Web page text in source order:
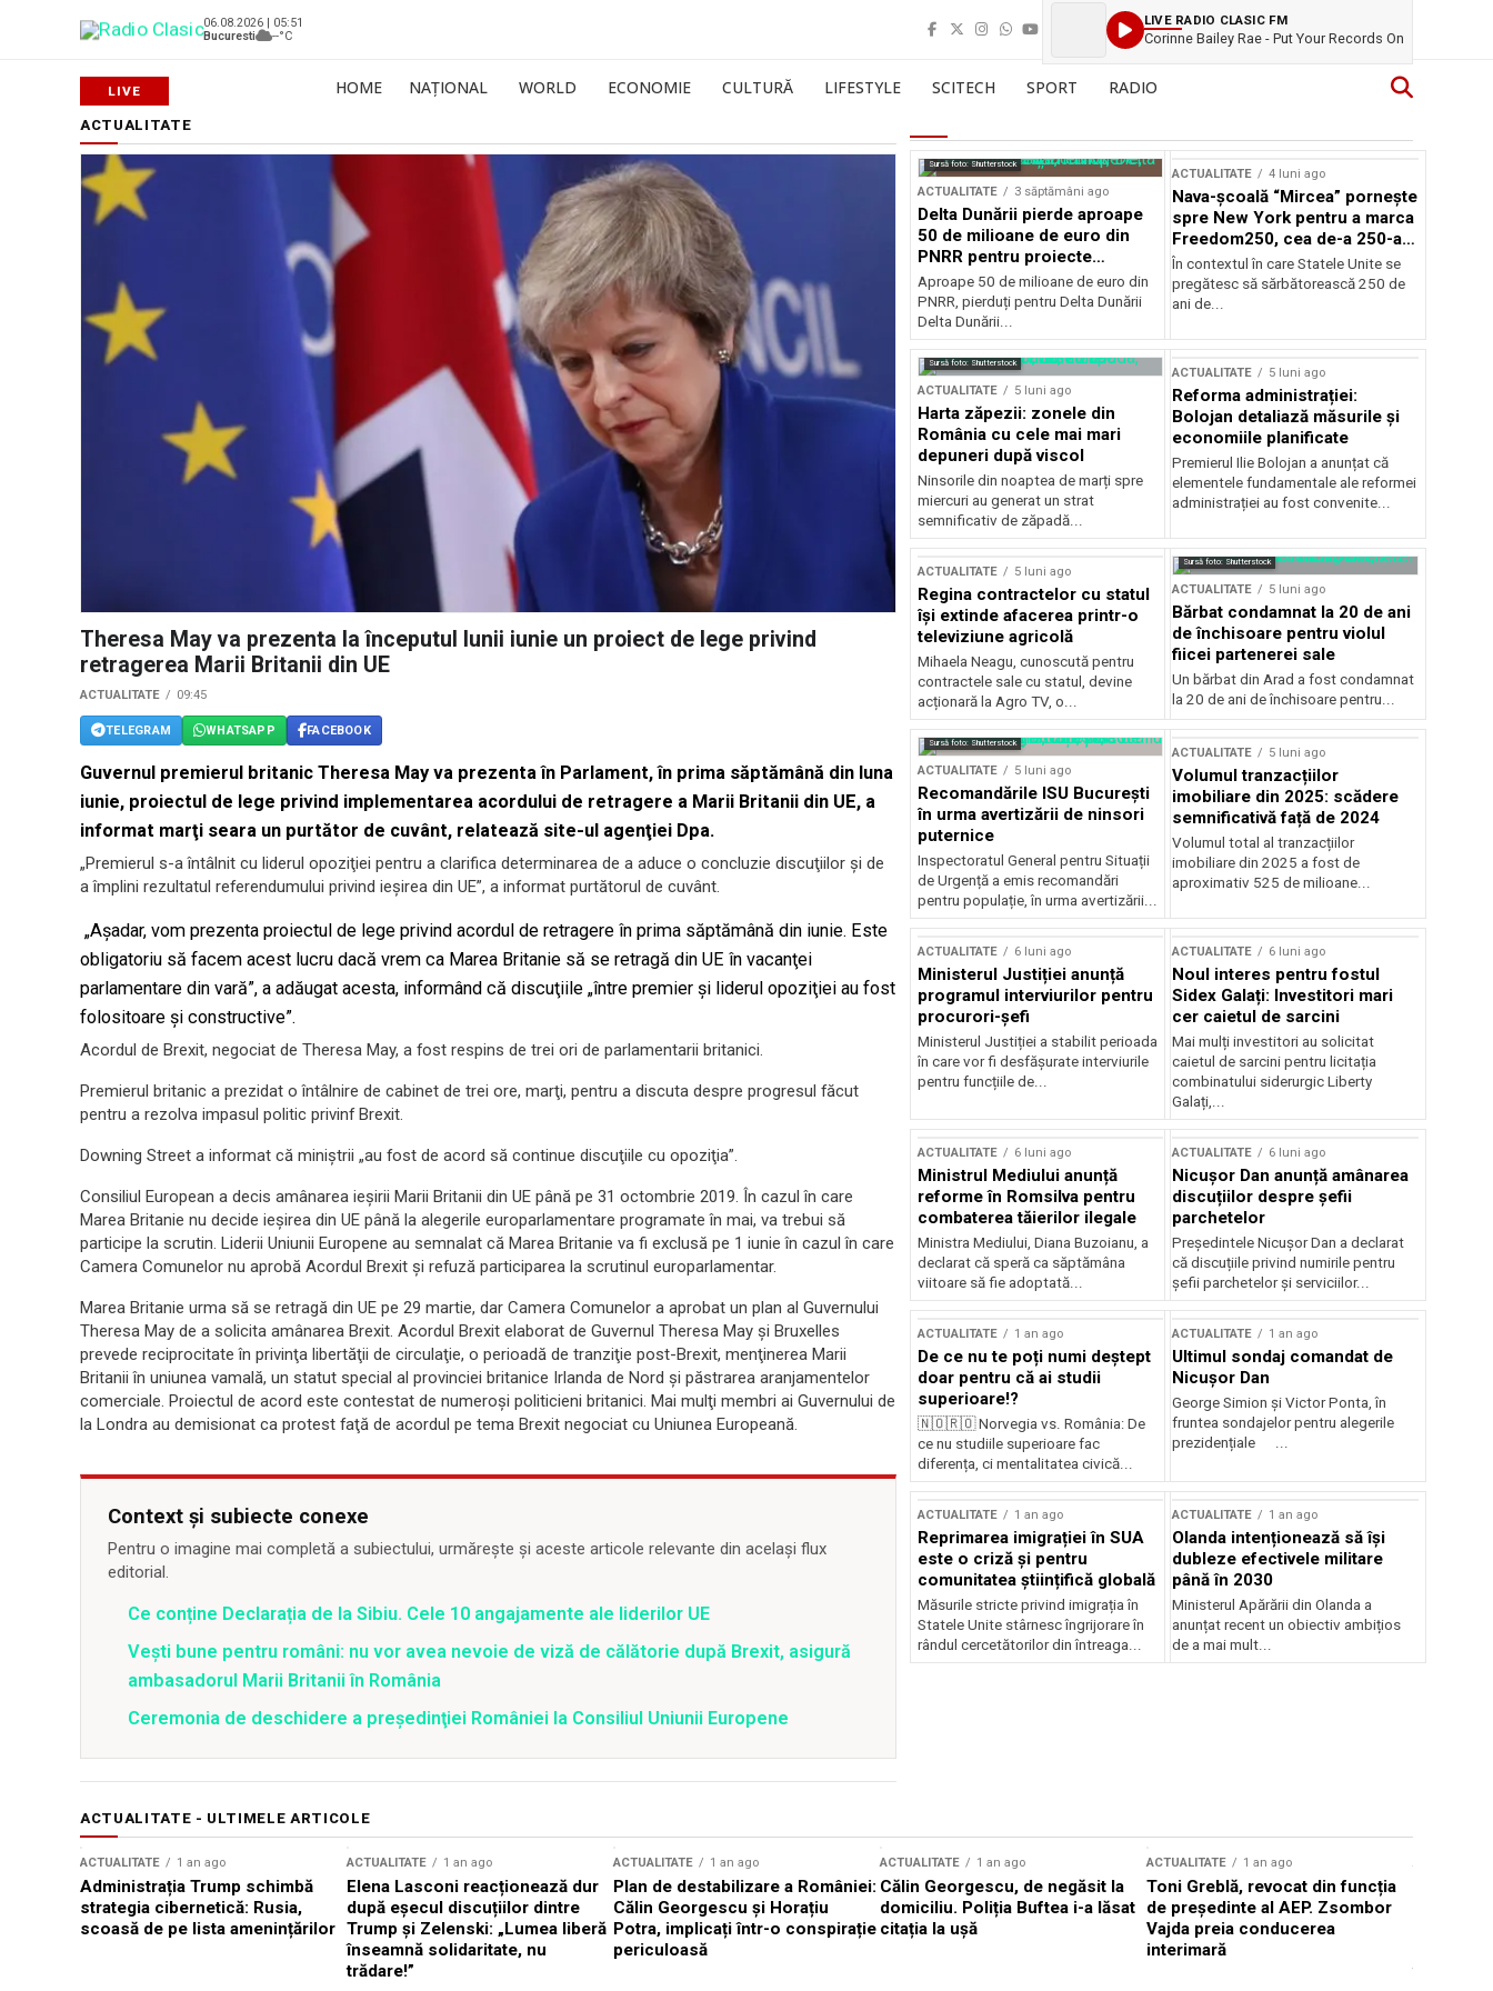
06.08.2026 | 05:51
Bucuresti
--°C
LIVE RADIO CLASIC FM
Corinne Bailey Rae - Put Your Records On
HOME NAȚIONAL WORLD ECONOMIE CULTURĂ LIFESTYLE SCITECH SPORT RADIO
ACTUALITATE
Theresa May va prezenta la începutul lunii iunie un proiect de lege privind
retragerea Marii Britanii din UE
ACTUALITATE 09:45
TELEGRAM WHATSAPP FACEBOOK
Guvernul premierul britanic Theresa May va prezenta în Parlament, în prima săptămână din luna
iunie, proiectul de lege privind implementarea acordului de retragere a Marii Britanii din UE, a
informat marţi seara un purtător de cuvânt, relatează site-ul agenţiei Dpa.
„Premierul s-a întâlnit cu liderul opoziţiei pentru a clarifica determinarea de a aduce o concluzie discuţiilor şi de
a împlini rezultatul referendumului privind ieşirea din UE”, a informat purtătorul de cuvânt.
„Aşadar, vom prezenta proiectul de lege privind acordul de retragere în prima săptămână din iunie. Este
obligatoriu să facem acest lucru dacă vrem ca Marea Britanie să se retragă din UE în vacanţei
parlamentare din vară”, a adăugat acesta, informând că discuţiile „între premier şi liderul opoziţiei au fost
folositoare şi constructive”.
Acordul de Brexit, negociat de Theresa May, a fost respins de trei ori de parlamentarii britanici.
Premierul britanic a prezidat o întâlnire de cabinet de trei ore, marţi, pentru a discuta despre progresul făcut
pentru a rezolva impasul politic privinf Brexit.
Downing Street a informat că miniştrii „au fost de acord să continue discuţiile cu opoziţia”.
Consiliul European a decis amânarea ieşirii Marii Britanii din UE până pe 31 octombrie 2019. În cazul în care
Marea Britanie nu decide ieşirea din UE până la alegerile europarlamentare programate în mai, va trebui să
participe la scrutin. Liderii Uniunii Europene au semnalat că Marea Britanie va fi exclusă pe 1 iunie în cazul în care
Camera Comunelor nu aprobă Acordul Brexit şi refuză participarea la scrutinul europarlamentar.
Marea Britanie urma să se retragă din UE pe 29 martie, dar Camera Comunelor a aprobat un plan al Guvernului
Theresa May de a solicita amânarea Brexit. Acordul Brexit elaborat de Guvernul Theresa May şi Bruxelles
prevede reciprocitate în privinţa libertăţii de circulaţie, o perioadă de tranziţie post-Brexit, menţinerea Marii
Britanii în uniunea vamală, un statut special al provinciei britanice Irlanda de Nord şi păstrarea aranjamentelor
comerciale. Proiectul de acord este contestat de numeroşi politicieni britanici. Mai mulţi membri ai Guvernului de
la Londra au demisionat ca protest faţă de acordul pe tema Brexit negociat cu Uniunea Europeană.
Context și subiecte conexe
Pentru o imagine mai completă a subiectului, urmărește și aceste articole relevante din același flux
editorial.
Ce conține Declarația de la Sibiu. Cele 10 angajamente ale liderilor UE
Vești bune pentru români: nu vor avea nevoie de viză de călătorie după Brexit, asigură
ambasadorul Marii Britanii în România
Ceremonia de deschidere a preşedinţiei României la Consiliul Uniunii Europene
Sursă foto: Shutterstock
ACTUALITATE 3 săptămâni ago
Delta Dunării pierde aproape
50 de milioane de euro din
PNRR pentru proiecte
esențiale
Aproape 50 de milioane de euro din
PNRR, pierduți pentru Delta Dunării
Delta Dunării...
ACTUALITATE 4 luni ago
Nava-școală “Mircea” pornește
spre New York pentru a marca
Freedom250, cea de-a 250-a
aniversare a Statelor Unite
În contextul în care Statele Unite se
pregătesc să sărbătorească 250 de
ani de...
Sursă foto: Shutterstock
ACTUALITATE 5 luni ago
Harta zăpezii: zonele din
România cu cele mai mari
depuneri după viscol
Ninsorile din noaptea de marți spre
miercuri au generat un strat
semnificativ de zăpadă...
ACTUALITATE 5 luni ago
Reforma administrației:
Bolojan detaliază măsurile și
economiile planificate
Premierul Ilie Bolojan a anunțat că
elementele fundamentale ale reformei
administrației au fost convenite...
ACTUALITATE 5 luni ago
Regina contractelor cu statul
își extinde afacerea printr-o
televiziune agricolă
Mihaela Neagu, cunoscută pentru
contractele sale cu statul, devine
acționară la Agro TV, o...
Sursă foto: Shutterstock
ACTUALITATE 5 luni ago
Bărbat condamnat la 20 de ani
de închisoare pentru violul
fiicei partenerei sale
Un bărbat din Arad a fost condamnat
la 20 de ani de închisoare pentru...
Sursă foto: Shutterstock
ACTUALITATE 5 luni ago
Recomandările ISU București
în urma avertizării de ninsori
puternice
Inspectoratul General pentru Situații
de Urgență a emis recomandări
pentru populație, în urma avertizării...
ACTUALITATE 5 luni ago
Volumul tranzacțiilor
imobiliare din 2025: scădere
semnificativă față de 2024
Volumul total al tranzacțiilor
imobiliare din 2025 a fost de
aproximativ 525 de milioane...
ACTUALITATE 6 luni ago
Ministerul Justiției anunță
programul interviurilor pentru
procurori-șefi
Ministerul Justiției a stabilit perioada
în care vor fi desfășurate interviurile
pentru funcțiile de...
ACTUALITATE 6 luni ago
Noul interes pentru fostul
Sidex Galați: Investitori mari
cer caietul de sarcini
Mai mulți investitori au solicitat
caietul de sarcini pentru licitația
combinatului siderurgic Liberty
Galați,...
ACTUALITATE 6 luni ago
Ministrul Mediului anunță
reforme în Romsilva pentru
combaterea tăierilor ilegale
Ministra Mediului, Diana Buzoianu, a
declarat că speră ca săptămâna
viitoare să fie adoptată...
ACTUALITATE 6 luni ago
Nicușor Dan anunță amânarea
discuțiilor despre șefii
parchetelor
Președintele Nicușor Dan a declarat
că discuțiile privind numirile pentru
șefii parchetelor și serviciilor...
ACTUALITATE 1 an ago
De ce nu te poți numi deștept
doar pentru că ai studii
superioare!?
🇳🇴🇷🇴 Norvegia vs. România: De
ce nu studiile superioare fac
diferența, ci mentalitatea civică...
ACTUALITATE 1 an ago
Ultimul sondaj comandat de
Nicușor Dan
George Simion și Victor Ponta, în
fruntea sondajelor pentru alegerile
prezidențiale ...
ACTUALITATE 1 an ago
Reprimarea imigrației în SUA
este o criză și pentru
comunitatea științifică globală
Măsurile stricte privind imigrația în
Statele Unite stârnesc îngrijorare în
rândul cercetătorilor din întreaga...
ACTUALITATE 1 an ago
Olanda intenționează să își
dubleze efectivele militare
până în 2030
Ministerul Apărării din Olanda a
anunțat recent un obiectiv ambițios
de a mai mult...
ACTUALITATE - ULTIMELE ARTICOLE
ACTUALITATE 1 an ago
Administrația Trump schimbă
strategia cibernetică: Rusia,
scoasă de pe lista amenințărilor
ACTUALITATE 1 an ago
Elena Lasconi reacționează dur
după eșecul discuțiilor dintre
Trump și Zelenski: „Lumea liberă
înseamnă solidaritate, nu
trădare!”
ACTUALITATE 1 an ago
Plan de destabilizare a României:
Călin Georgescu și Horațiu
Potra, implicați într-o conspirație
periculoasă
ACTUALITATE 1 an ago
Călin Georgescu, de negăsit la
domiciliu. Poliția Buftea i-a lăsat
citația la ușă
ACTUALITATE 1 an ago
Toni Greblă, revocat din funcția
de președinte al AEP. Zsombor
Vajda preia conducerea
interimară